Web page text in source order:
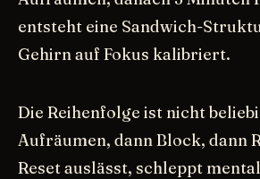
entsteht eine Sandwich-
Gehirn auf Fokus kalibriert.
Die Reihenfolge ist nicht
Aufräumen, dann Block, dann
Reset auslässt, schleppt